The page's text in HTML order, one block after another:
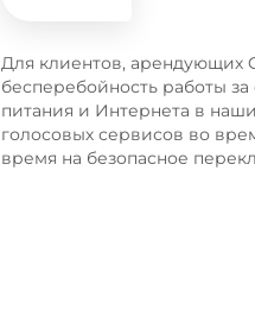
Для клиентов, арендующих
бесперебойность работы
питания и Интернета в
голосовых сервисов во
время на безопасное